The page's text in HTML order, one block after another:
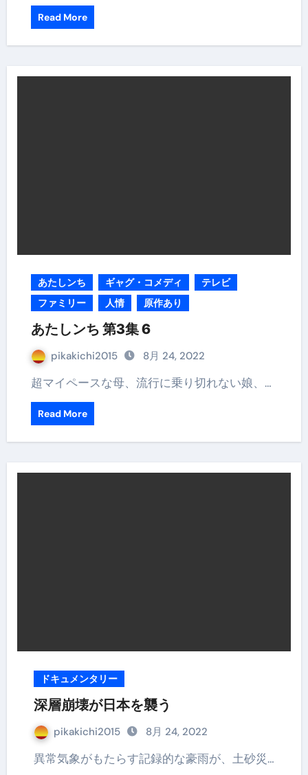
Read More
あたしンち ギャグ・コメディ
テレビ
ファミリー
人情 原作あり
あたしンち 第3集 6
pikakichi2015 8月 24, 2022
超マイペースな母、流行に乗り切れない娘、…
Read More
ドキュメンタリー
深層崩壊が日本を襲う
pikakichi2015 8月 24, 2022
異常気象がもたらす記録的な豪雨が、土砂災…